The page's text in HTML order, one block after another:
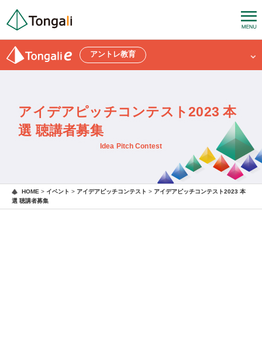
アントレ教育
アイデアピッチコンテスト2023 本
選 聴講者募集
Idea Pitch Contest
HOME > イベント > アイデアピッチコンテスト > アイデアピッチコンテスト2023 本
選 聴講者募集